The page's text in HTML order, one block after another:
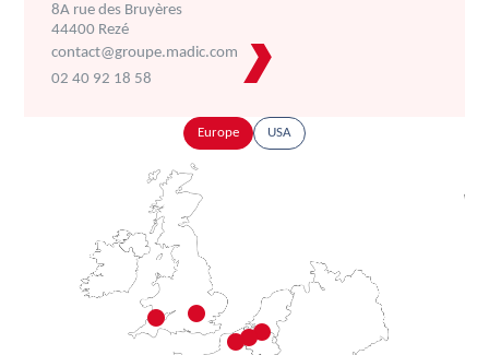
Europe USA
8A rue des Bruyères
44400 Rezé
contact@groupe.madic.com
02 40 92 18 58